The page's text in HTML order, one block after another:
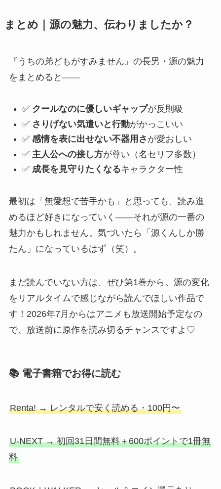
まとめ｜源の魅力、伝わりましたか？
『うちの弟どもがすみません』の長男・源の魅力
をまとめると——
✅ クールなのに優しいギャップが反則級
✅ さりげない気遣いと行動がかっこいい
✅ 感情を表に出せない不器用さ が愛おしい
✅ 主人公への接し方が尊い（名セリフ多数）
✅ 成長を見守りたくなるキャラクター性
最初は「無愛想で苦手かも」と思っても、読み進
めるほど好きになっていく——それが源の一番の
魅力かもしれません。気づいたら「源くんしか勝
たん」になっているはず（笑）。
まだ読んでいない方は、ぜひ第1巻から。源の変化
をリアルタイムで感じながら読んでほしい作品で
す！2026年7月からはアニメも放送開始予定なの
で、放送前に原作を読み切るチャンスですよ♡
📚 電子書籍でお得に読む
Renta! → レンタルで安く読める・100円〜
U-NEXT → 初回31日間無料＋600ポイントで1冊無
料